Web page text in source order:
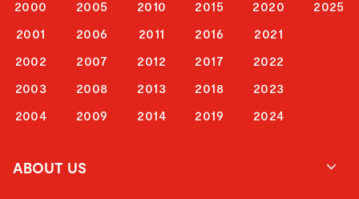
2000
2001
2002
2003
2004
2005
2006
2007
2008
2009
2010
2011
2012
2013
2014
2015
2016
2017
2018
2019
2020
2021
2022
2023
2024
2025
ABOUT US